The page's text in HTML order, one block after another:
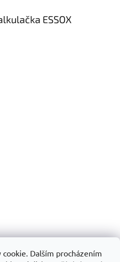
Dalším procházením
ESSOX